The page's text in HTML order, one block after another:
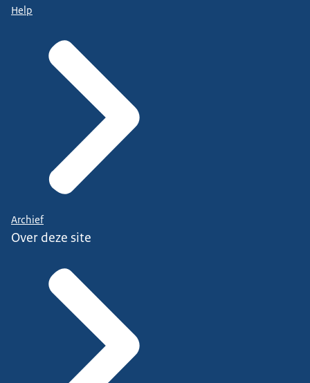
Help
Archief
Over deze site